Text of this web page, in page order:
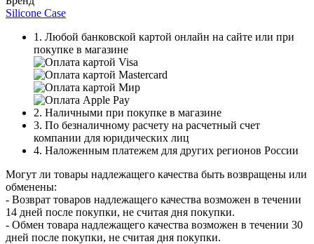
Silicone Case
1. Любой банковской картой онлайн на сайте или при
покупке в магазине
2. Наличными при покупке в магазине
3. По безналичному расчету на расчетный счет
компании для юридических лиц
4. Наложенным платежем для других регионов России
Могут ли товары надлежащего качества быть возвращены или
обменены:
- Возврат товаров надлежащего качества возможен в течении
14 дней после покупки, не считая дня покупки.
- Обмен товара надлежащего качества возможен в течении 30
дней после покупки, не считая дня покупки.